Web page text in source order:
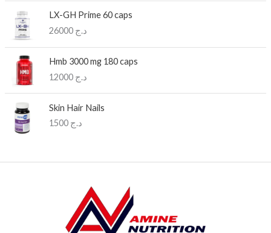
LX-GH Prime 60 caps
د.ج 26000
Hmb 3000 mg 180 caps
د.ج 12000
Skin Hair Nails
د.ج 1500